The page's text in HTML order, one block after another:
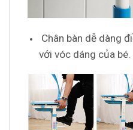
Chân bàn dễ dàng
với vóc dáng của bé.